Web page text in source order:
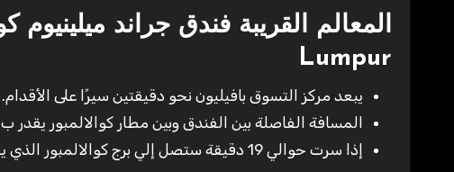
Lumpur
يبعد مركز التسوق بافيليون نحو دقيقتين سيرًا على الأقدام.
المسافة الفاصلة بين الفندق وبين مطار كوالالمبور يقدر ب50 كم.
إذا سرت حوالي 19 دقيقة ستصل إلي برج كوالالمبور الذي يصل ارتفاعه 421 مترًا.